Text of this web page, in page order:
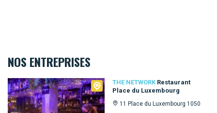
NOS ENTREPRISES
THE NETWORK Restaurant
Place du Luxembourg
11 Place du Luxembourg 1050
The Network